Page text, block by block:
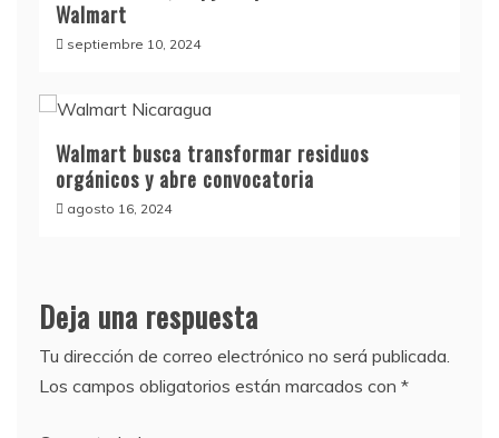
Walmart
septiembre 10, 2024
Walmart busca transformar residuos
orgánicos y abre convocatoria
agosto 16, 2024
Deja una respuesta
Tu dirección de correo electrónico no será publicada.
Los campos obligatorios están marcados con *